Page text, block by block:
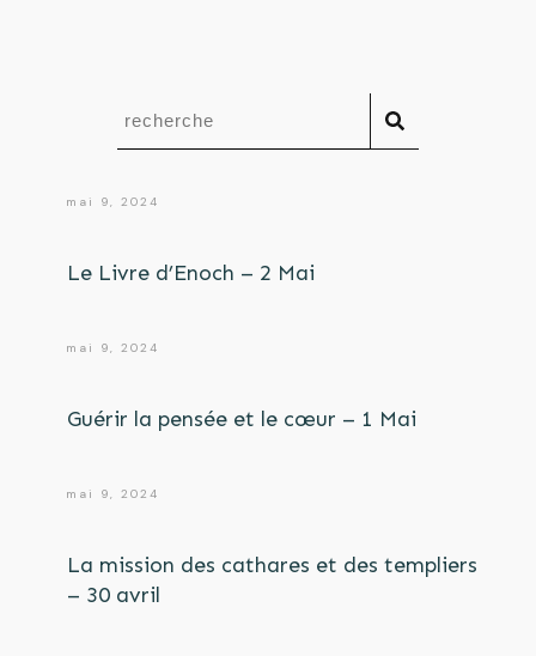
mai 9, 2024
Le Livre d’Enoch – 2 Mai
mai 9, 2024
Guérir la pensée et le cœur – 1 Mai
mai 9, 2024
La mission des cathares et des templiers
– 30 avril